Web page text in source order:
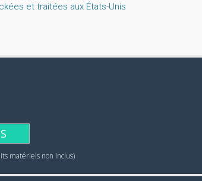
et traitées aux États-Unis
matériels non inclus)